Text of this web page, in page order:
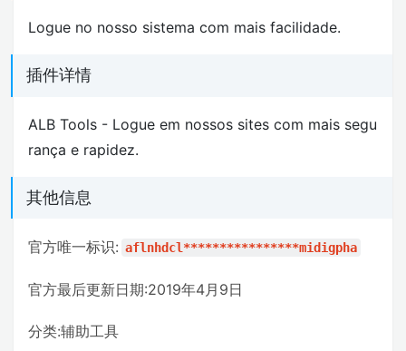
Logue no nosso sistema com mais facilidade.
插件详情
ALB Tools - Logue em nossos sites com mais segu
rança e rapidez.
其他信息
官方唯一标识: aflnhdcl****************midigpha
官方最后更新日期:2019年4月9日
分类:辅助工具